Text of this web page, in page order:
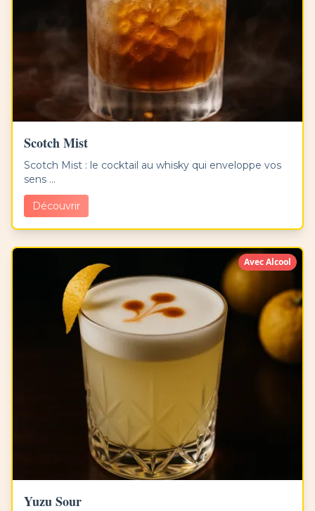
Scotch Mist
Scotch Mist : le cocktail au whisky qui enveloppe vos
sens ...
Découvrir
Avec Alcool
Yuzu Sour